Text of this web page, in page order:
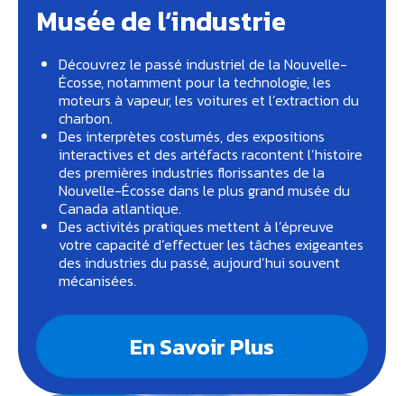
Musée de l’industrie
Découvrez le passé industriel de la Nouvelle-
Écosse, notamment pour la technologie, les
moteurs à vapeur, les voitures et l’extraction du
charbon.
Des interprètes costumés, des expositions
interactives et des artéfacts racontent l’histoire
des premières industries florissantes de la
Nouvelle-Écosse dans le plus grand musée du
Canada atlantique.
Des activités pratiques mettent à l’épreuve
votre capacité d’effectuer les tâches exigeantes
des industries du passé, aujourd’hui souvent
mécanisées.
En Savoir Plus